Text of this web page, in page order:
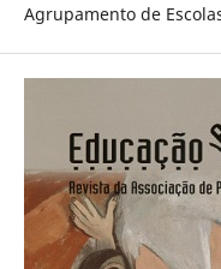
Agrupamento de